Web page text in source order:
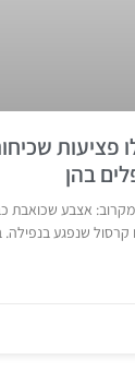
פציעות
בהן
אצבע שכואבת
שנפגע בנפילה.